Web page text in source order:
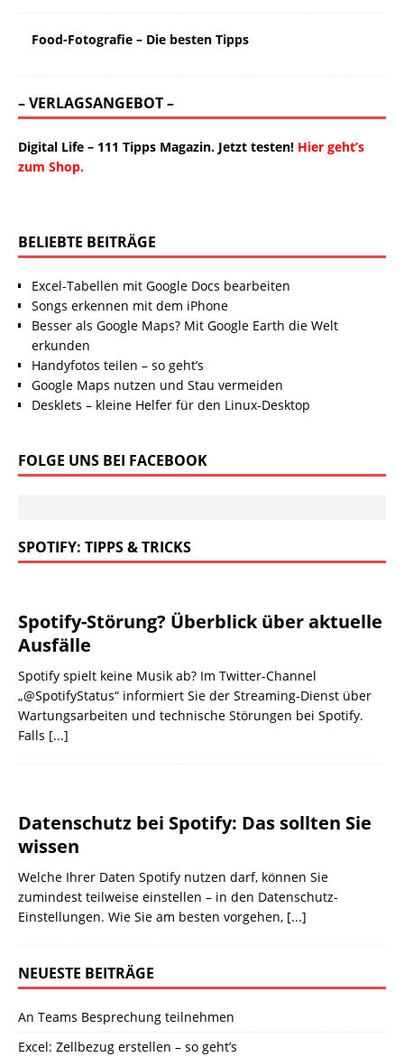
Food-Fotografie – Die besten Tipps
– VERLAGSANGEBOT –
Digital Life – 111 Tipps Magazin. Jetzt testen! Hier geht’s
zum Shop.
BELIEBTE BEITRÄGE
Excel-Tabellen mit Google Docs bearbeiten
Songs erkennen mit dem iPhone
Besser als Google Maps? Mit Google Earth die Welt
erkunden
Handyfotos teilen – so geht’s
Google Maps nutzen und Stau vermeiden
Desklets – kleine Helfer für den Linux-Desktop
FOLGE UNS BEI FACEBOOK
SPOTIFY: TIPPS & TRICKS
Spotify-Störung? Überblick über aktuelle
Ausfälle
Spotify spielt keine Musik ab? Im Twitter-Channel
„@SpotifyStatus“ informiert Sie der Streaming-Dienst über
Wartungsarbeiten und technische Störungen bei Spotify.
Falls [...]
Datenschutz bei Spotify: Das sollten Sie
wissen
Welche Ihrer Daten Spotify nutzen darf, können Sie
zumindest teilweise einstellen – in den Datenschutz-
Einstellungen. Wie Sie am besten vorgehen, [...]
NEUESTE BEITRÄGE
An Teams Besprechung teilnehmen
Excel: Zellbezug erstellen – so geht’s